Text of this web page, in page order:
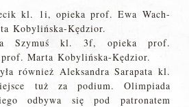
kl. 1i, opieka prof. Ewa Wach-
Kobylińska-Kędzior.
Szymuś kl. 3f, opieka prof.
Marta Kobylińska-Kędzior.
również Aleksandra Sarapata kl.
tuż za podium. Olimpiada
odbywa się pod patronatem